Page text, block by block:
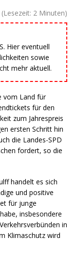
(Lesezeit: 2 Minuten)
Hier eventuell
sowie
mehr aktuell.
vom Land für
für den
zum Jahrespreis
ersten Schritt hin
die Landes-SPD
fordert, so die
handelt es sich
und positive
für junge
insbesondere
in
Klimaschutz wird